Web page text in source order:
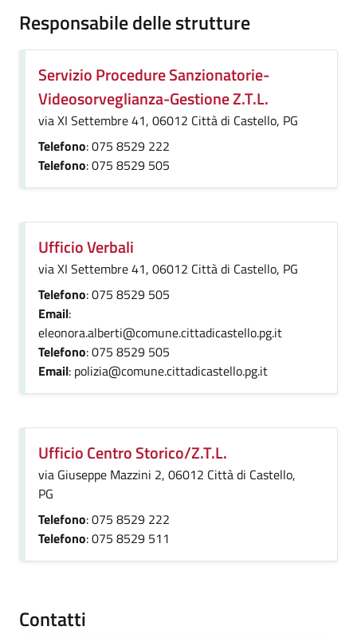
Responsabile delle strutture
Servizio Procedure Sanzionatorie-
Videosorveglianza-Gestione Z.T.L.
via XI Settembre 41, 06012 Città di Castello, PG
Telefono: 075 8529 222
Telefono: 075 8529 505
Ufficio Verbali
via XI Settembre 41, 06012 Città di Castello, PG
Telefono: 075 8529 505
Email:
eleonora.alberti@comune.cittadicastello.pg.it
Telefono: 075 8529 505
Email: polizia@comune.cittadicastello.pg.it
Ufficio Centro Storico/Z.T.L.
via Giuseppe Mazzini 2, 06012 Città di Castello,
PG
Telefono: 075 8529 222
Telefono: 075 8529 511
Contatti